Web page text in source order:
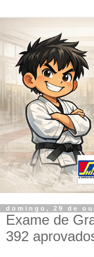
domingo, 29 de
Exame de
392